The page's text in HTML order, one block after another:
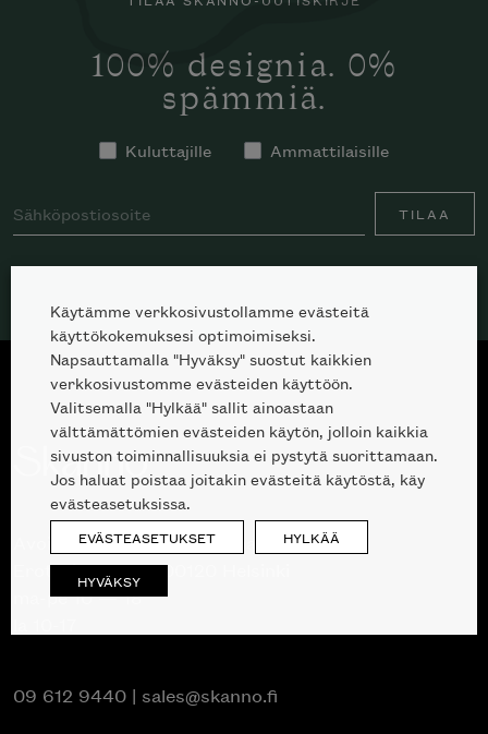
100% designia. 0%
spämmiä.
Kuluttajille Ammattilaisille
TILAA
Avoinna kuluttajille ja ammattilaisille:
Erottajankatu 2, 00120 Helsinki
ma-pe 10 — 18
09 612 9440 | sales@skanno.fi
Käytämme verkkosivustollamme evästeitä
käyttökokemuksesi optimoimiseksi.
Napsauttamalla "Hyväksy" suostut kaikkien
verkkosivustomme evästeiden käyttöön.
Valitsemalla "Hylkää" sallit ainoastaan
välttämättömien evästeiden käytön, jolloin kaikkia
sivuston toiminnallisuuksia ei pystytä suorittamaan.
Jos haluat poistaa joitakin evästeitä käytöstä, käy
evästeasetuksissa.
EVÄSTEASETUKSET HYLKÄÄ
HYVÄKSY